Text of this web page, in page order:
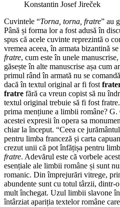
Konstantin Josef Jireček
Cuvintele “Torna, torna, fratre” au
Până și forma lor a fost adusă în
spus că acele cuvinte reprezintă o
vremea aceea, în armata bizantină
fratre, cum este în unele
găsește în alte manuscrise așa cum
primul rând în armată nu se
dacă în textul original ar fi fost
fratre fără ca vreun copist să nu
textul original trebuie să fi fost
prima mențiune a limbii române? G.
acestei expresii în opera sa
chiar la început. “Ceea ce
pentru limba franceză și carta
crezut unii că pot înfățișa pentru
fratre. Adevărul este că vorbele
esențiale ale limbii române și sunt
romanic. Din împrejurări vitrege,
abundente sunt cu totul târzii, dintr-
mult închegat. Uzul limbii slavone
întârziat apariția textelor române